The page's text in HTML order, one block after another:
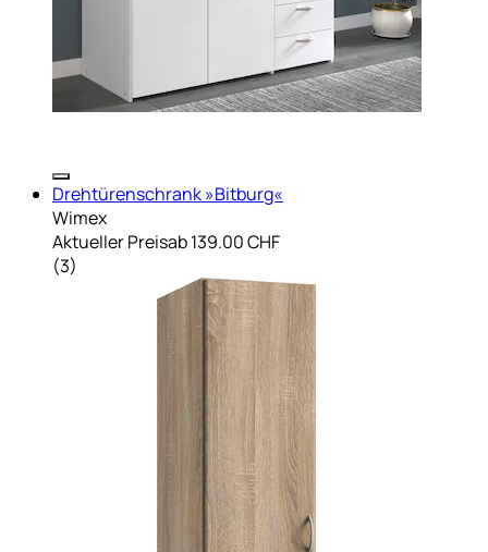
Drehtürenschrank »Bitburg«
Wimex
Aktueller Preisab139.00 CHF
(3)